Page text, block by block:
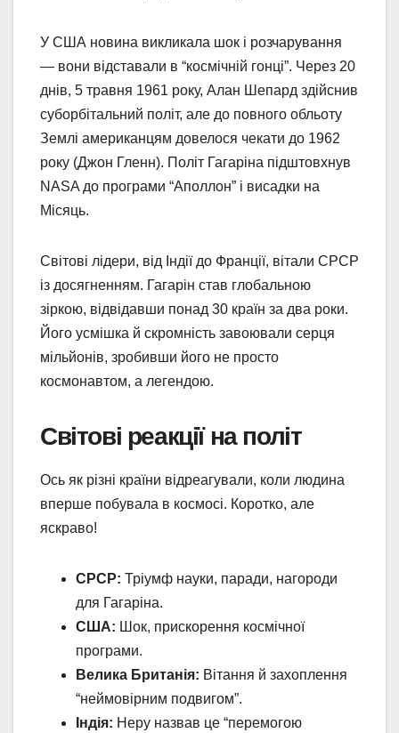
У США новина викликала шок і розчарування
— вони відставали в “космічній гонці”. Через 20
днів, 5 травня 1961 року, Алан Шепард здійснив
суборбітальний політ, але до повного обльоту
Землі американцям довелося чекати до 1962
року (Джон Гленн). Політ Гагаріна підштовхнув
NASA до програми “Аполлон” і висадки на
Місяць.
Світові лідери, від Індії до Франції, вітали СРСР
із досягненням. Гагарін став глобальною
зіркою, відвідавши понад 30 країн за два роки.
Його усмішка й скромність завоювали серця
мільйонів, зробивши його не просто
космонавтом, а легендою.
Світові реакції на політ
Ось як різні країни відреагували, коли людина
вперше побувала в космосі. Коротко, але
яскраво!
СРСР: Тріумф науки, паради, нагороди
для Гагаріна.
США: Шок, прискорення космічної
програми.
Велика Британія: Вітання й захоплення
“неймовірним подвигом”.
Індія: Неру назвав це “перемогою